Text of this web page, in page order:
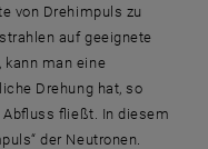
von Drehimpuls zu
auf geeignete
kann man eine
Drehung hat, so
fließt. In diesem
der Neutronen.